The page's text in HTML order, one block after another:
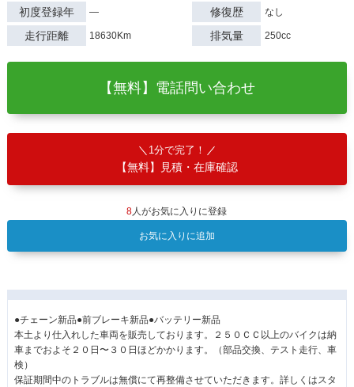
初度登録年 ― 修復歴 なし
走行距離 18630Km 排気量 250cc
【無料】電話問い合わせ
1分で完了！
【無料】見積・在庫確認
8人がお気に入りに登録
お気に入りに追加
●チェーン新品●前ブレーキ新品●バッテリー新品
本土より仕入れした車両を販売しております。２５０ＣＣ以上のバイクは納
車までおよそ２０日〜３０日ほどかかります。（部品交換、テスト走行、車
検）
保証期間中のトラブルは無償にて再整備させていただきます。詳しくはスタ